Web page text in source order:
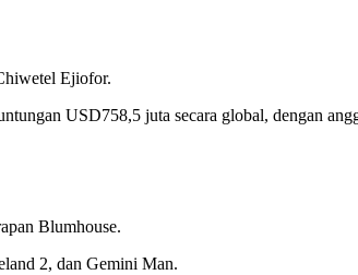
Ejiofor.
USD758,5 juta secara global, dengan
Blumhouse.
2, dan Gemini Man.